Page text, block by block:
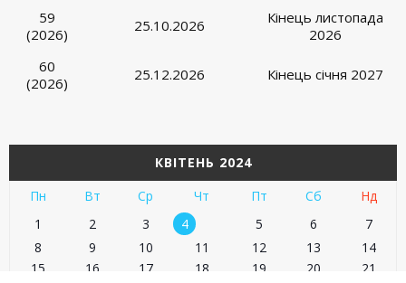
59
(2026)
25.10.2026
Кінець листопада
2026
60
(2026)
25.12.2026 Кінець січня 2027
КВІТЕНЬ 2024
Пн
Вт Ср Чт Пт Сб
Нд
1
2 3 4 5 6
7
8
9 10 11 12 13
14
15
16 17 18 19 20
21